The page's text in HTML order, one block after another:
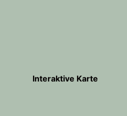
Interaktive Karte